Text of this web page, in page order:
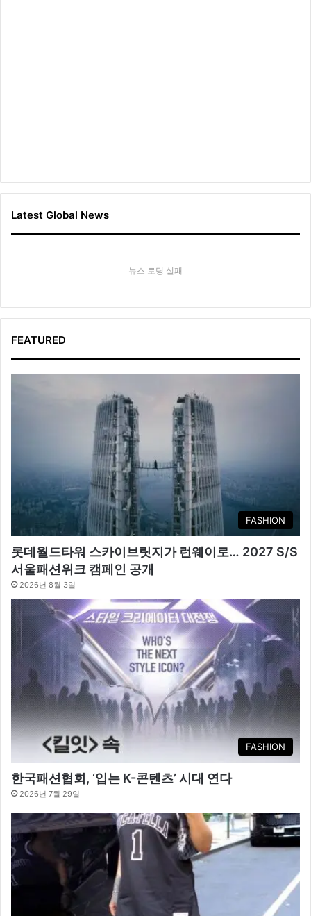
Latest Global News
뉴스 로딩 실패
FEATURED
FASHION
롯데월드타워 스카이브릿지가 런웨이로… 2027 S/S
서울패션위크 캠페인 공개
2026년 8월 3일
FASHION
한국패션협회, ‘입는 K-콘텐츠’ 시대 연다
2026년 7월 29일